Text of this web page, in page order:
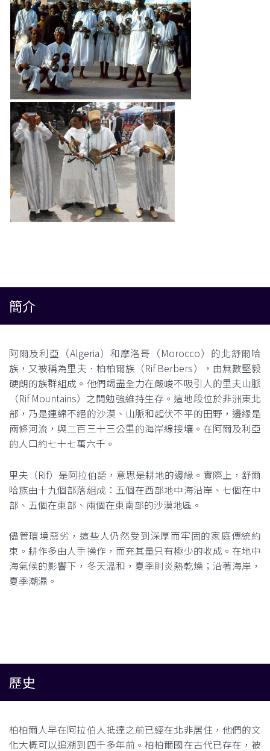
簡介
阿爾及利亞（Algeria）和摩洛哥（Morocco）的北舒爾哈
族，又被稱為里夫．柏柏爾族（Rif Berbers），由無數堅毅
硬朗的族群組成。他們竭盡全力在嚴峻不吸引人的里夫山脈
（Rif Mountains）之間勉強維持生存。這地段位於非洲東北
部，乃是連綿不絕的沙漠、山脈和起伏不平的田野，邊緣是
兩條河流，與二百三十三公里的海岸線接壤。在阿爾及利亞
的人口約七十七萬六千。
里夫（Rif）是阿拉伯語，意思是耕地的邊緣。實際上，舒爾
哈族由十九個部落組成：五個在西部地中海沿岸、七個在中
部、五個在東部、兩個在東南部的沙漠地區。
儘管環境惡劣，這些人仍然受到深厚而牢固的家庭傳統約
束。耕作多由人手操作，而充其量只有極少的收成。在地中
海氣候的影響下，冬天溫和，夏季則炎熱乾燥；沿著海岸，
夏季潮濕。
歷史
柏柏爾人早在阿拉伯人抵達之前已經在北非居住，他們的文
化大概可以追溯到四千多年前。柏柏爾國在古代已存在，被